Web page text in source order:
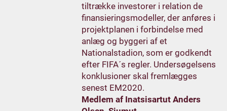
tiltrække investorer i relation de
finansieringsmodeller, der anføres i
projektplanen i forbindelse med
anlæg og byggeri af et
Nationalstadion, som er godkendt
efter FIFA´s regler. Undersøgelsens
konklusioner skal fremlægges
senest EM2020.
Medlem af Inatsisartut Anders